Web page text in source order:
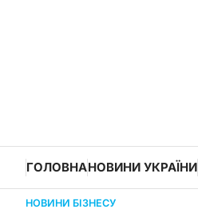
ГОЛОВНАНОВИНИ УКРАЇНИ
НОВИНИ БІЗНЕСУ